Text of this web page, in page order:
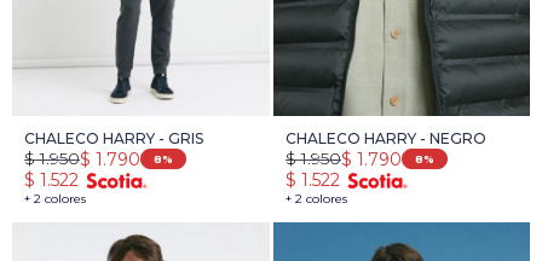
CHALECO HARRY - GRIS
+ 2 colores
$ 1.790
$ 1.950 8
$ 1.522
CHALECO HARRY - NEGRO
+ 2 colores
$ 1.790
$ 1.950 8
$ 1.522